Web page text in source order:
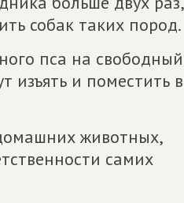
собак таких пород.
пса на свободный
изъять и поместить в
животных,
самих